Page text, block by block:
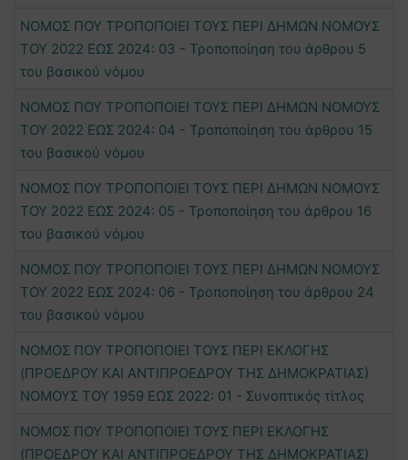
ΝΟΜΟΣ ΠΟΥ ΤΡΟΠΟΠΟΙΕΙ ΤΟΥΣ ΠΕΡΙ ΔΗΜΩΝ ΝΟΜΟΥΣ
ΤΟΥ 2022 ΕΩΣ 2024: 03 - Τροποποίηση του άρθρου 5
του βασικού νόμου
ΝΟΜΟΣ ΠΟΥ ΤΡΟΠΟΠΟΙΕΙ ΤΟΥΣ ΠΕΡΙ ΔΗΜΩΝ ΝΟΜΟΥΣ
ΤΟΥ 2022 ΕΩΣ 2024: 04 - Τροποποίηση του άρθρου 15
του βασικού νόμου
ΝΟΜΟΣ ΠΟΥ ΤΡΟΠΟΠΟΙΕΙ ΤΟΥΣ ΠΕΡΙ ΔΗΜΩΝ ΝΟΜΟΥΣ
ΤΟΥ 2022 ΕΩΣ 2024: 05 - Τροποποίηση του άρθρου 16
του βασικού νόμου
ΝΟΜΟΣ ΠΟΥ ΤΡΟΠΟΠΟΙΕΙ ΤΟΥΣ ΠΕΡΙ ΔΗΜΩΝ ΝΟΜΟΥΣ
ΤΟΥ 2022 ΕΩΣ 2024: 06 - Τροποποίηση του άρθρου 24
του βασικού νόμου
ΝΟΜΟΣ ΠΟΥ ΤΡΟΠΟΠΟΙΕΙ ΤΟΥΣ ΠΕΡΙ ΕΚΛΟΓΗΣ
(ΠΡΟΕΔΡΟΥ ΚΑΙ ΑΝΤΙΠΡΟΕΔΡΟΥ ΤΗΣ ΔΗΜΟΚΡΑΤΙΑΣ)
ΝΟΜΟΥΣ ΤΟΥ 1959 ΕΩΣ 2022: 01 - Συνοπτικός τίτλος
ΝΟΜΟΣ ΠΟΥ ΤΡΟΠΟΠΟΙΕΙ ΤΟΥΣ ΠΕΡΙ ΕΚΛΟΓΗΣ
(ΠΡΟΕΔΡΟΥ ΚΑΙ ΑΝΤΙΠΡΟΕΔΡΟΥ ΤΗΣ ΔΗΜΟΚΡΑΤΙΑΣ)